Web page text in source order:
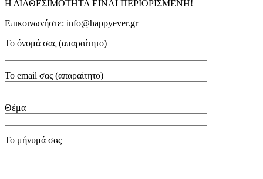
Η ΔΙΑΘΕΣΙΜΟΤΗΤΑ ΕΙΝΑΙ ΠΕΡΙΟΡΙΣΜΕΝΗ!
Επικοινωνήστε: info@happyever.gr
Το όνομά σας (απαραίτητο)
Το email σας (απαραίτητο)
Θέμα
Το μήνυμά σας